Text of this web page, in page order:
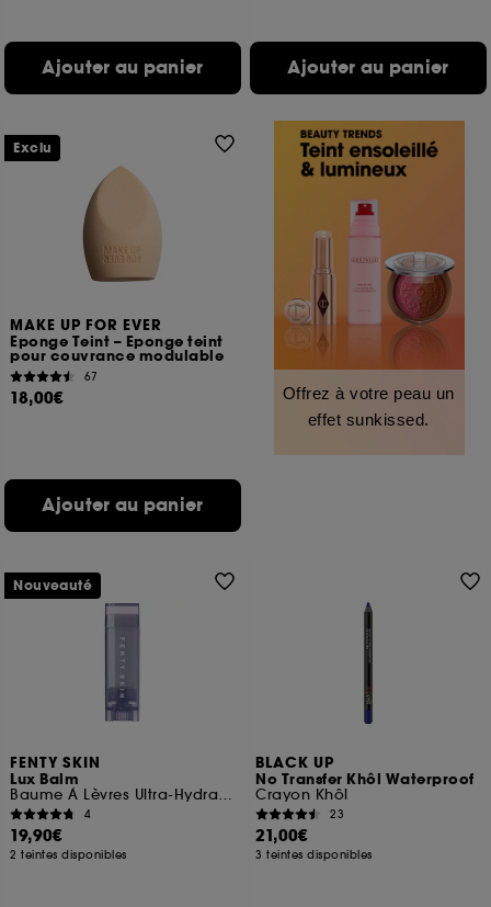
Ajouter au panier Ajouter au panier
MAKE UP FOR EVER
Eponge Teint – Eponge teint
pour couvrance modulable
67
18,00€
Ajouter au panier
Exclu
Offrez à votre peau un
effet sunkissed.
FENTY SKIN
Lux Balm
Baume À Lèvres Ultra-Hydratant
4
19,90€
2 teintes disponibles
Nouveauté
BLACK UP
No Transfer Khôl Waterproof
Crayon Khôl
23
21,00€
3 teintes disponibles